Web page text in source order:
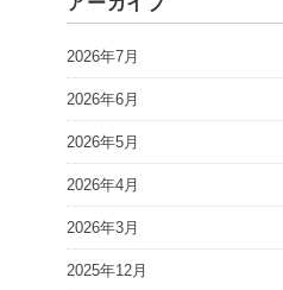
2026年7月
2026年6月
2026年5月
2026年4月
2026年3月
2025年12月